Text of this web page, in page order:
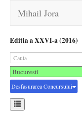
Mihail Jora
Editia a XXVI-a (2016)
Desfasurarea Concursului